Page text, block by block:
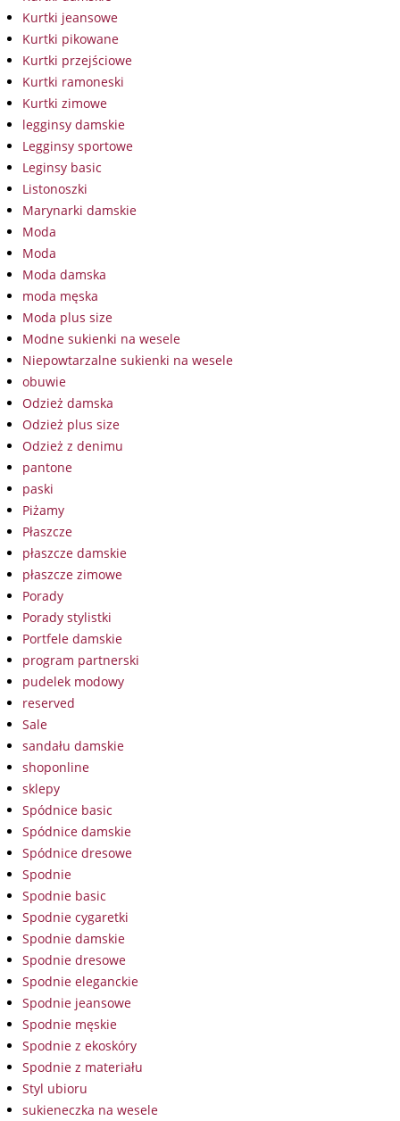
Kurtki jeansowe
Kurtki pikowane
Kurtki przejściowe
Kurtki ramoneski
Kurtki zimowe
legginsy damskie
Legginsy sportowe
Leginsy basic
Listonoszki
Marynarki damskie
Moda
Moda
Moda damska
moda męska
Moda plus size
Modne sukienki na wesele
Niepowtarzalne sukienki na wesele
obuwie
Odzież damska
Odzież plus size
Odzież z denimu
pantone
paski
Piżamy
Płaszcze
płaszcze damskie
płaszcze zimowe
Porady
Porady stylistki
Portfele damskie
program partnerski
pudelek modowy
reserved
Sale
sandału damskie
shoponline
sklepy
Spódnice basic
Spódnice damskie
Spódnice dresowe
Spodnie
Spodnie basic
Spodnie cygaretki
Spodnie damskie
Spodnie dresowe
Spodnie eleganckie
Spodnie jeansowe
Spodnie męskie
Spodnie z ekoskóry
Spodnie z materiału
Styl ubioru
sukieneczka na wesele